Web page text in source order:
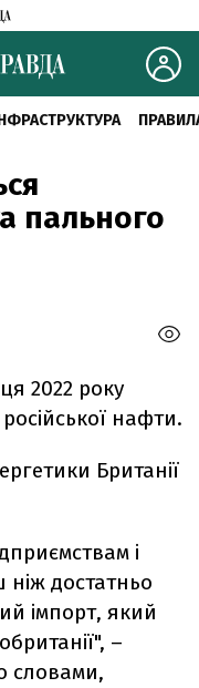
пального
2022 року
нафти.
Британії
і
достатньо
імпорт, який
–
словами,